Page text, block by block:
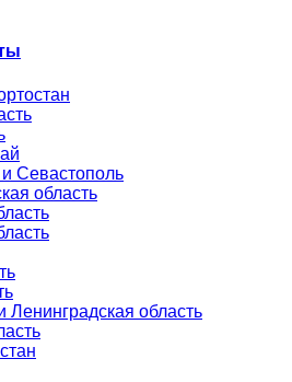
Севастополь
область
Ленинградская область